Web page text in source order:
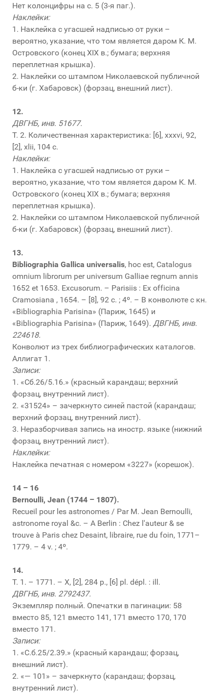
Нет колонцифры на с. 5 (3-я паг.).
Наклейки:
1. Наклейка с угасшей надписью от руки –
вероятно, указание, что том является даром К. М.
Островского (конец XIX в.; бумага; верхняя
переплетная крышка).
2. Наклейки со штампом Николаевской публичной
б-ки (г. Хабаровск) (форзац, внешний лист).
12.
ДВГНБ, инв. 51677.
Т. 2. Количественная характеристика: [6], xxxvi, 92,
[2], xlii, 104 с.
Наклейки:
1. Наклейка с угасшей надписью от руки –
вероятно, указание, что том является даром К. М.
Островского (конец XIX в.; бумага; верхняя
переплетная крышка).
2. Наклейки со штампом Николаевской публичной
б-ки (г. Хабаровск) (форзац, внешний лист).
13.
Bibliographia Gallica universalis, hoc est, Catalogus
omnium librorum per universum Galliae regnum annis
1652 et 1653. Excusorum. – Parisiis : Ex officina
Cramosiana , 1654. – [8], 92 с. ; 4º. – В конволюте с кн.
«Bibliographia Parisina» (Париж, 1645) и
«Bibliographia Parisina» (Париж, 1649). ДВГНБ, инв.
224618.
Конволют из трех библиографических каталогов.
Аллигат 1.
Записи:
1. «Сб.26/5.16.» (красный карандаш; верхний
форзац, внутренний лист).
2. «31524» – зачеркнуто синей пастой (карандаш;
верхний форзац, внутренний лист).
3. Неразборчивая запись на иностр. языке (нижний
форзац, внутренний лист).
Наклейки:
Наклейка печатная с номером «3227» (корешок).
14 – 16
Bernoulli, Jean (1744 – 1807).
Recueil pour les astronomes / Par M. Jean Bernoulli,
astronome royal &c. – A Berlin : Chez l'auteur & se
trouve à Paris chez Desaint, libraire, rue du foin, 1771–
1779. – 4 v. ; 4º.
14.
Т. 1. – 1771. – X, [2], 284 p., [6] pl. dépl. : ill.
ДВГНБ, инв. 2792437.
Экземпляр полный. Опечатки в пагинации: 58
вместо 85, 121 вместо 141, 171 вместо 170, 170
вместо 171.
Записи:
1. «С.б.25/2.39.» (красный карандаш; форзац,
внешний лист).
2. «— 101» – зачеркнуто (карандаш; форзац,
внутренний лист).